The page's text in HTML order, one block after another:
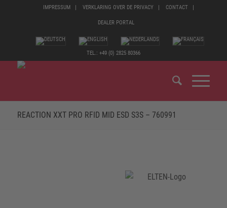
IMPRESSUM VERKLARING OVER DE PRIVACY CONTACT
DEALER PORTAL
TEL.: +49 (0) 2825 80366
REACTION XXT PRO RFID MID ESD S3S – 760991